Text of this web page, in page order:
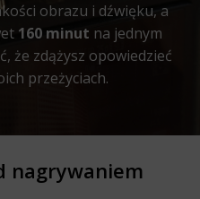
obrazu i dźwięku, a
160 minut na jednym
że zdążysz opowiedzieć
przeżyciach.
nagrywaniem